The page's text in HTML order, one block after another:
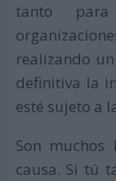
tanto
realizando
definitiva la
esté sujeto a
Son
causa. Si tú